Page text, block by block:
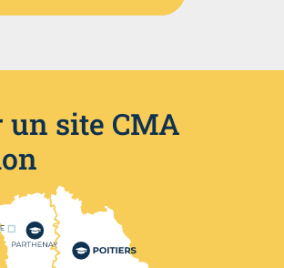
site CMA
formation